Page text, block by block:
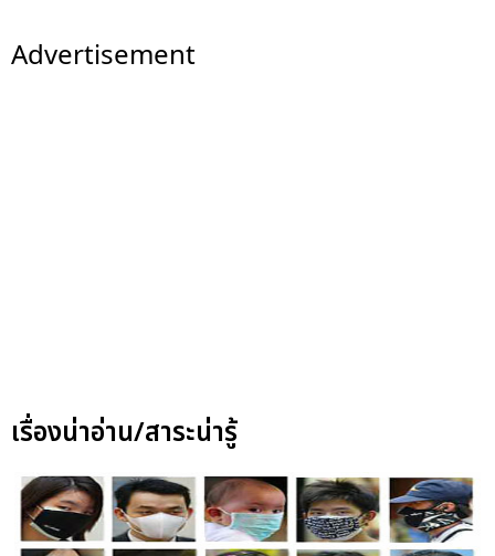
Advertisement
เรื่องน่าอ่าน/สาระน่ารู้